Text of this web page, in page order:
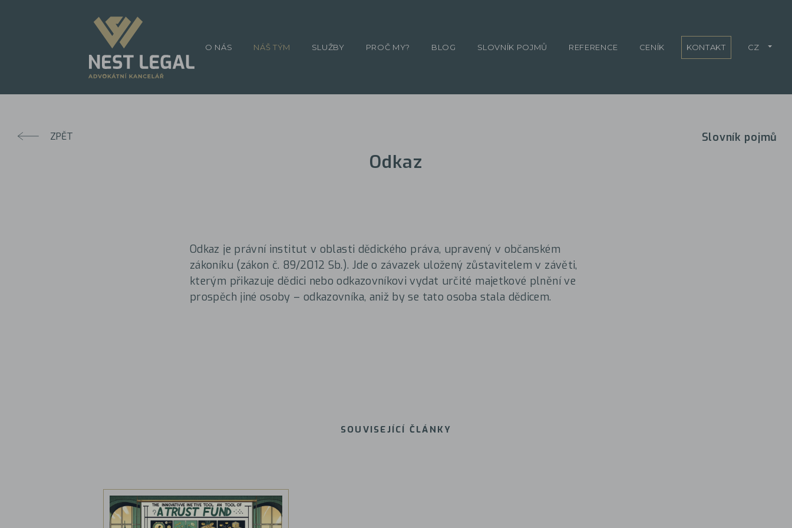
ZPĚT Slovník pojmů
Odkaz
Odkaz je právní institut v oblasti dědického práva, upravený v občanském
zákoníku (zákon č. 89/2012 Sb.). Jde o závazek uložený zůstavitelem v závěti,
kterým přikazuje dědici nebo odkazovníkovi vydat určité majetkové plnění ve
prospěch jiné osoby – odkazovníka, aniž by se tato osoba stala dědicem.
SOUVISEJÍCÍ ČLÁNKY
O NÁS NÁŠ TÝM SLUŽBY PROČ MY? BLOG SLOVNÍK POJMŮ REFERENCE CENÍK KONTAKT CZ